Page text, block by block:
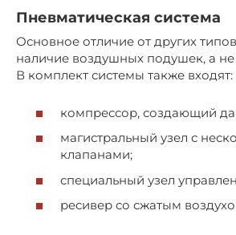
Пневматическая система
Основное отличие от других
наличие воздушных подушек, а не
В комплект системы также входят:
компрессор, создающий
магистральный узел с
клапанами;
специальный узел
ресивер со сжатым